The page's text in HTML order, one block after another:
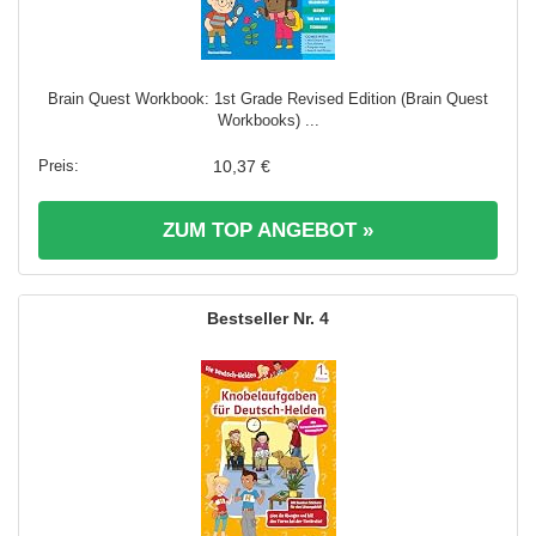
Brain Quest Workbook: 1st Grade Revised Edition (Brain Quest
Workbooks) ...
10,37 €
ZUM TOP ANGEBOT »
4